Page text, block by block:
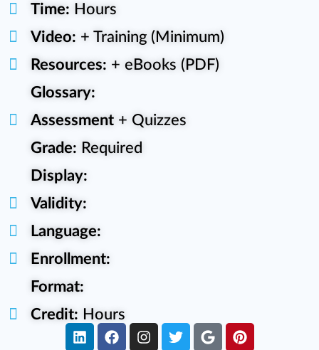
Time: Hours
Video: + Training (Minimum)
Resources: + eBooks (PDF)
Glossary:
Assessment+ Quizzes
Grade: Required
Display:
Validity:
Language:
Enrollment:
Format:
Credit: Hours